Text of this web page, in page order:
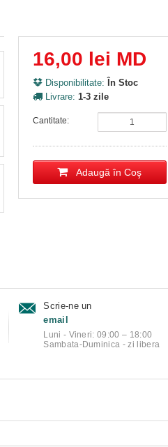
16,00 lei MD
Disponibilitate: În Stoc
Livrare: 1-3 zile
Cantitate:
Adaugă în Coş
Scrie-ne un
email
Luni - Vineri: 09:00 – 18:00
Sambata-Duminica - zi libera